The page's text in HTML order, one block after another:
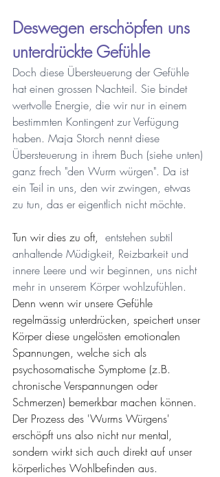
Deswegen erschöpfen uns
unterdrückte Gefühle
Doch diese Übersteuerung der Gefühle
hat einen grossen Nachteil. Sie bindet
wertvolle Energie, die wir nur in einem
bestimmten Kontingent zur Verfügung
haben. Maja Storch nennt diese
Übersteuerung in ihrem Buch (siehe unten)
ganz frech "den Wurm würgen". Da ist
ein Teil in uns, den wir zwingen, etwas
zu tun, das er eigentlich nicht möchte.
Tun wir dies zu oft, entstehen subtil
anhaltende Müdigkeit, Reizbarkeit und
innere Leere und wir beginnen, uns nicht
mehr in unserem Körper wohlzufühlen.
Denn wenn wir unsere Gefühle
regelmässig unterdrücken, speichert unser
Körper diese ungelösten emotionalen
Spannungen, welche sich als
psychosomatische Symptome (z.B.
chronische Verspannungen oder
Schmerzen) bemerkbar machen können.
Der Prozess des 'Wurms Würgens'
erschöpft uns also nicht nur mental,
sondern wirkt sich auch direkt auf unser
körperliches Wohlbefinden aus.